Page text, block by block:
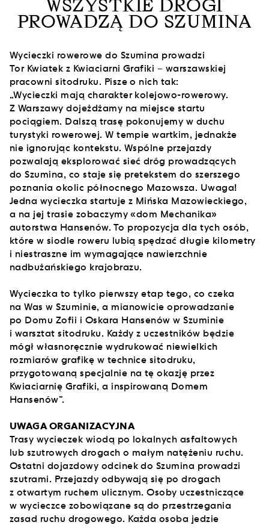
WSZYSTKIE DROGI
PROWADZĄ DO SZUMINA
Wycieczki rowerowe do Szumina prowadzi
Tor Kwiatek z Kwiaciarni Grafiki – warszawskiej
pracowni sitodruku. Pisze o nich tak:
„Wycieczki mają charakter kolejowo-rowerowy.
Z Warszawy dojeżdżamy na miejsce startu
pociągiem. Dalszą trasę pokonujemy w duchu
turystyki rowerowej. W tempie wartkim, jednakże
nie ignorując kontekstu. Wspólne przejazdy
pozwalają eksplorować sieć dróg prowadzących
do Szumina, co staje się pretekstem do szerszego
poznania okolic północnego Mazowsza. Uwaga!
Jedna wycieczka startuje z Mińska Mazowieckiego,
a na jej trasie zobaczymy «dom Mechanika»
autorstwa Hansenów. To propozycja dla tych osób,
które w siodle roweru lubią spędzać długie kilometry
i niestraszne im wymagające nawierzchnie
nadbużańskiego krajobrazu.
Wycieczka to tylko pierwszy etap tego, co czeka
na Was w Szuminie, a mianowicie oprowadzanie
po Domu Zofii i Oskara Hansenów w Szuminie
i warsztat sitodruku. Każdy z uczestników będzie
mógł własnoręcznie wydrukować niewielkich
rozmiarów grafikę w technice sitodruku,
przygotowaną specjalnie na tę okazję przez
Kwiaciarnię Grafiki, a inspirowaną Domem
Hansenów”.
UWAGA ORGANIZACYJNA
Trasy wycieczek wiodą po lokalnych asfaltowych
lub szutrowych drogach o małym natężeniu ruchu.
Ostatni dojazdowy odcinek do Szumina prowadzi
szutrami. Przejazdy odbywają się po drogach
z otwartym ruchem ulicznym. Osoby uczestniczące
w wycieczce zobowiązane są do przestrzegania
zasad ruchu drogowego. Każda osoba jedzie